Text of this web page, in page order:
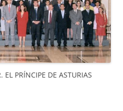
PRÍNCIPE DE ASTURIAS